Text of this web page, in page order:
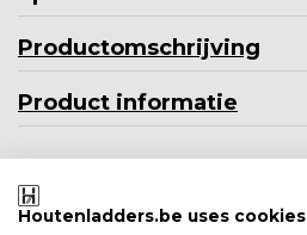
Productomschrijving
Product informatie
Ook leuk om te bekijken
Houtenladders.be uses cookies